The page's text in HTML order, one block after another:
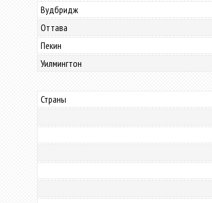
Вудбридж
Оттава
Пекин
Уилмингтон
Страны